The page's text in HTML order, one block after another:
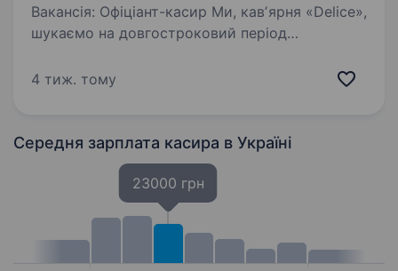
Вакансія: Офіціант-касир Ми, кавʼярня «Delice»,
шукаємо на довгостроковий період
відповідального співробітника на посаду
4 тиж. тому
Середня зарплата касира в Україні
23000 грн